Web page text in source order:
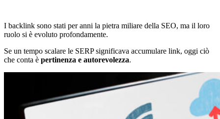
I backlink sono stati per anni la pietra miliare della SEO, ma il loro
ruolo si è evoluto profondamente.
Se un tempo scalare le SERP significava accumulare link, oggi ciò
che conta è pertinenza e autorevolezza.